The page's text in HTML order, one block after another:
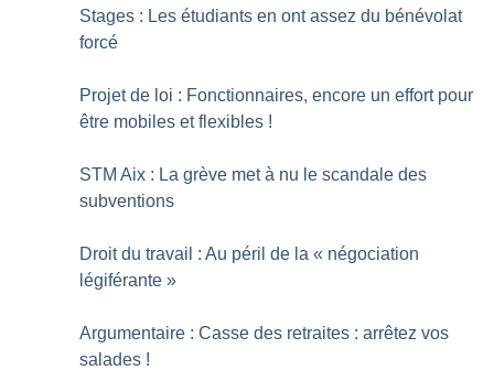
Stages : Les étudiants en ont assez du bénévolat
forcé
Projet de loi : Fonctionnaires, encore un effort pour
être mobiles et flexibles !
STM Aix : La grève met à nu le scandale des
subventions
Droit du travail : Au péril de la « négociation
légiférante »
Argumentaire : Casse des retraites : arrêtez vos
salades !